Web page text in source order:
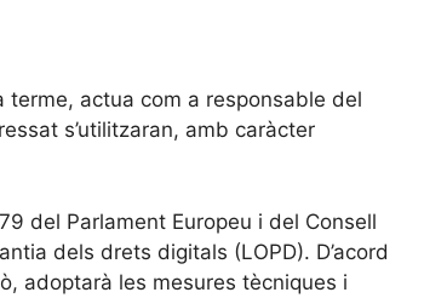
terme, actua com a responsable del
s’utilitzaran, amb caràcter
del Parlament Europeu i del Consell
dels drets digitals (LOPD). D’acord
adoptarà les mesures tècniques i